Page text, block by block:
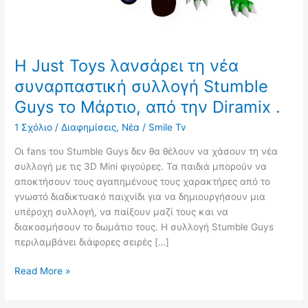
H Just Toys λανσάρει τη νέα
συναρπαστική συλλογή Stumble
Guys το Μάρτιο, από την Diramix .
1 Σχόλιο /Διαφημίσεις, Νέα / Smile Tv
Οι fans του Stumble Guys δεν θα θέλουν να χάσουν τη νέα
συλλογή με τις 3D Μini φιγούρες. Τα παιδιά μπορούν να
αποκτήσουν τους αγαπημένους τους χαρακτήρες από το
γνωστό διαδικτυακό παιχνίδι για να δημιουργήσουν μια
υπέροχη συλλογή, να παίξουν μαζί τους και να
διακοσμήσουν το δωμάτιο τους. Η συλλογή Stumble Guys
περιλαμβάνει διάφορες σειρές […]
Read More »